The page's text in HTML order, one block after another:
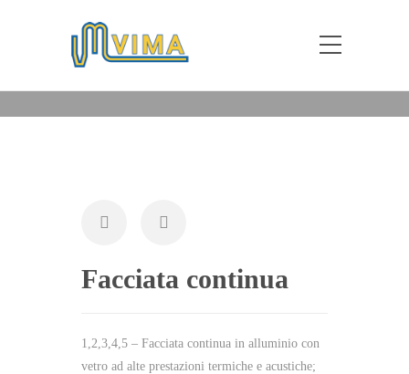
FACCIATA CONTINUA
Facciata continua
1,2,3,4,5 – Facciata continua in alluminio con
vetro ad alte prestazioni termiche e acustiche;